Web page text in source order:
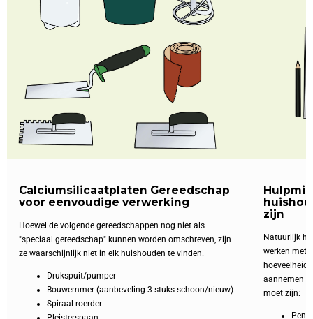
Calciumsilicaatplaten Gereedschap
voor eenvoudige verwerking
Hoewel de volgende gereedschappen nog niet als
"speciaal gereedschap" kunnen worden omschreven, zijn
ze waarschijnlijk niet in elk huishouden te vinden.
Drukspuit/pumper
Bouwemmer (aanbeveling 3 stuks schoon/nieuw)
Spiraal roerder
zijn
Natuurlijk
werken met
hoeveelheid
aannemen
moet zijn:
Pen